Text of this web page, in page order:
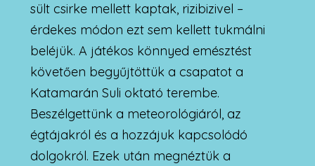
sült csirke mellett kaptak, rizibizivel –
érdekes módon ezt sem kellett tukmálni
beléjük. A játékos könnyed emésztést
követően begyűjtöttük a csapatot a
Katamarán Suli oktató terembe.
Beszélgettünk a meteorológiáról, az
égtájakról és a hozzájuk kapcsolódó
dolgokról. Ezek után megnéztük a